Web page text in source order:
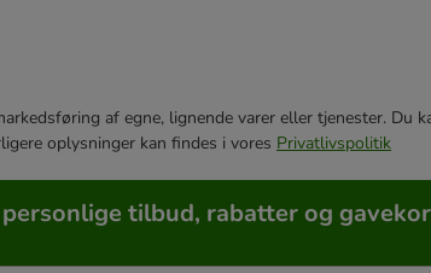
af egne, lignende varer eller tjenester.
oplysninger kan findes i vores Privatlivspolitik
tilbud, rabatter og